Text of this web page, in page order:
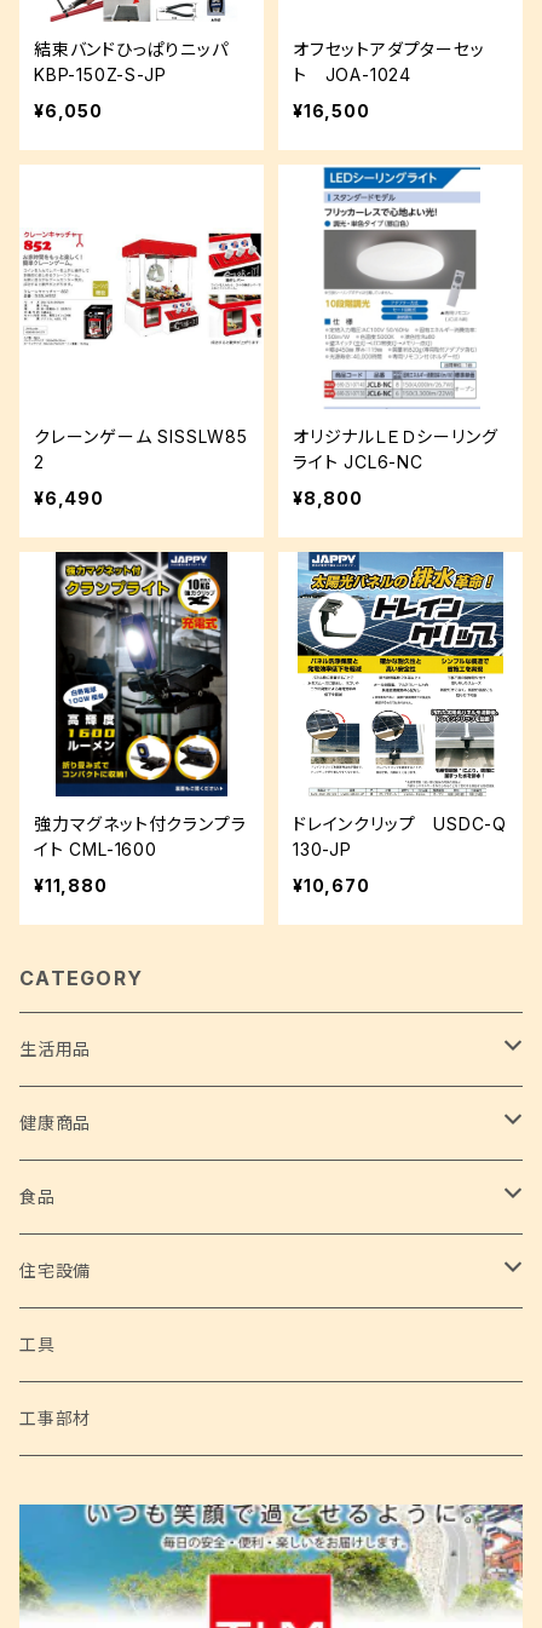
結束バンドひっぱりニッパ
KBP-150Z-S-JP
¥6,050
オフセットアダプターセッ
ト JOA-1024
¥16,500
クレーンゲーム SISSLW85
2
¥6,490
オリジナルＬＥＤシーリング
ライト JCL6-NC
¥8,800
強力マグネット付クランプラ
イト CML-1600
¥11,880
ドレインクリップ USDC-Q
130-JP
¥10,670
CATEGORY
生活用品
ホーム家電
サイクロンスティッククリーナー 2 in 1
ハローキティたこ焼き&ホットプレート
ホームグッズ
フードデハイドレーター
シェルチェア 4脚セット
アウトドアグッズ
家庭用ブロアバキューム 神風健太郎くん
家庭用電動草刈機 草刈健太郎くん Ⅱ
バーベキューコンロ 3 in 1
ダッチオーブン
ホビー
サイクルハウス Lサイズ
電動乗用カー メルセデスベンツ ML350
乗用ショベルカー
健康商品
安全な水
高性能浄水器
食品
野菜
自然薯
住宅設備
トイレ設備
アラウーノS160 床排水 標準タイプ （パナソニック）
工具
工事部材